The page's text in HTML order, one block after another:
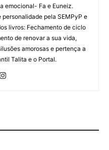
emocional- Fa e Euneiz.
pela SEMPyP e
livros: Fechamento de ciclo
de renovar a sua vida,
amorosas e pertença a
Talita e o Portal.